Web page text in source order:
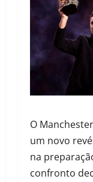
O
um novo
na
confronto